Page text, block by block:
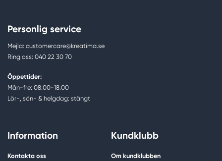
Personlig service
Mejla: customercare@kreatima.se
Ring oss: 040 22 30 70
Öppettider:
Mån-fre: 08.00-18.00
Lör-, sön- & helgdag: stängt
Information
Kontakta oss
Kundklubb
Om kundklubben